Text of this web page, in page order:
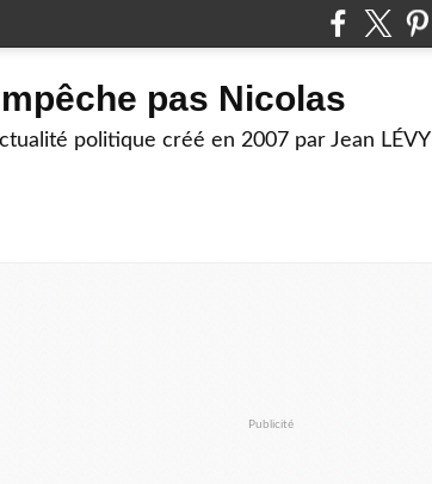
pas Nicolas
politique créé en 2007 par Jean LÉVY
Publicité